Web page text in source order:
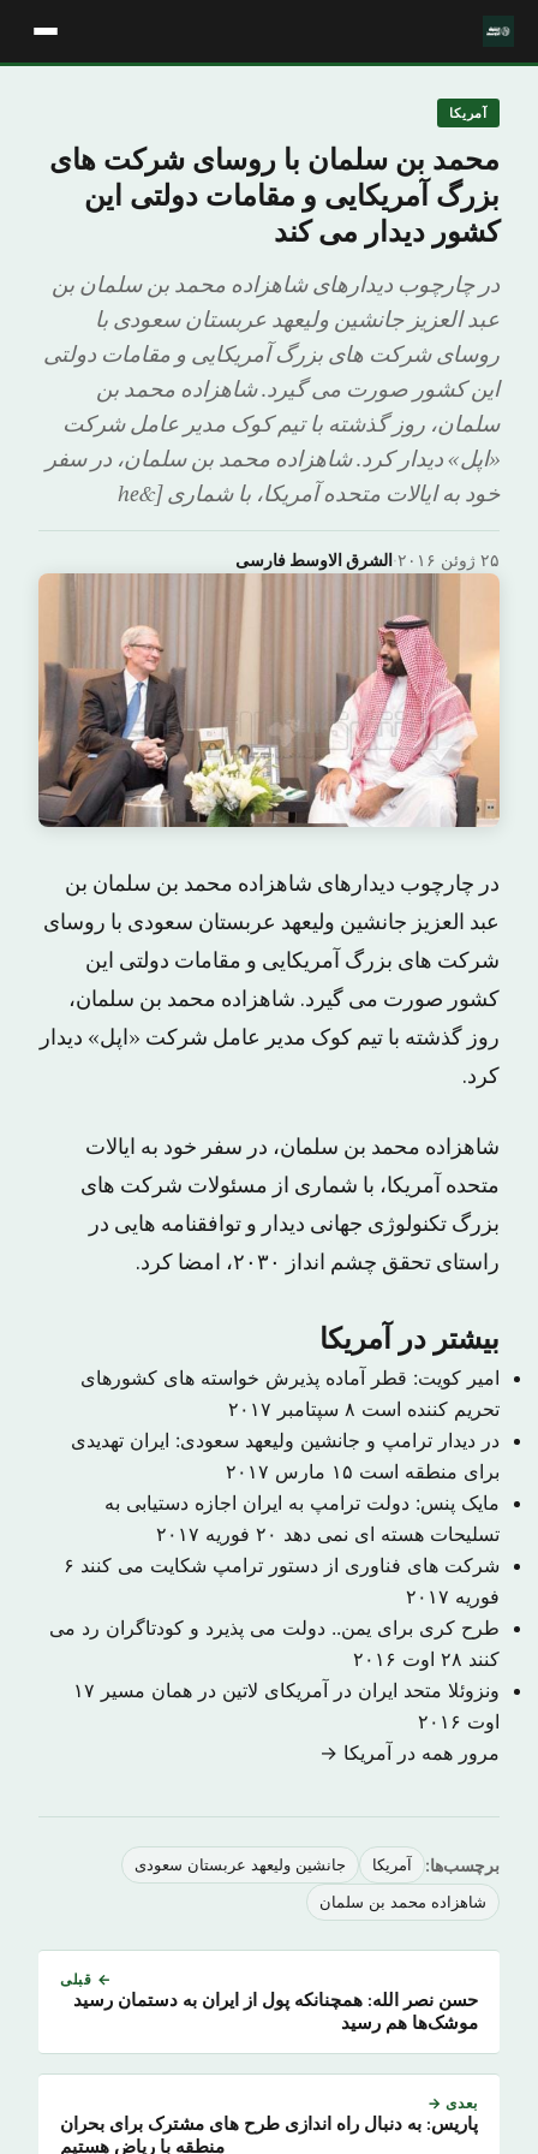
آمریکا
محمد بن سلمان با روسای شرکت های
بزرگ آمریکایی و مقامات دولتی این
کشور دیدار می کند
در چارچوب دیدارهای شاهزاده محمد بن سلمان بن
عبد العزیز جانشین ولیعهد عربستان سعودی با
روسای شرکت های بزرگ آمریکایی و مقامات دولتی
این کشور صورت می گیرد. شاهزاده محمد بن
سلمان، روز گذشته با تیم کوک مدیر عامل شرکت
«اپل» دیدار کرد. شاهزاده محمد بن سلمان، در سفر
خود به ایالات متحده آمریکا، با شماری [&he
الشرق الاوسط فارسی· ۲۵ ژوئن ۲۰۱۶
در چارچوب دیدارهای شاهزاده محمد بن سلمان بن
عبد العزیز جانشین ولیعهد عربستان سعودی با روسای
شرکت های بزرگ آمریکایی و مقامات دولتی این
کشور صورت می گیرد. شاهزاده محمد بن سلمان،
روز گذشته با تیم کوک مدیر عامل شرکت «اپل» دیدار
کرد.
شاهزاده محمد بن سلمان، در سفر خود به ایالات
متحده آمریکا، با شماری از مسئولات شرکت های
بزرگ تکنولوژی جهانی دیدار و توافقنامه هایی در
راستای تحقق چشم انداز ۲۰۳۰، امضا کرد.
بیشتر در آمریکا
امیر کویت: قطر‌ آماده پذیرش خواسته های کشورهای
تحریم کننده است ۸ سپتامبر ۲۰۱۷
در دیدار ترامپ و جانشین ولیعهد سعودی: ایران تهدیدی
برای منطقه است ۱۵ مارس ۲۰۱۷
مایک پنس: دولت ترامپ به ایران اجازه دستیابی به
تسلیحات هسته ای نمی دهد ۲۰ فوریه ۲۰۱۷
شرکت های فناوری از دستور ترامپ شکایت می کنند ۶
فوریه ۲۰۱۷
طرح کری برای یمن.. دولت می پذیرد و کودتاگران رد می
کنند ۲۸ اوت ۲۰۱۶
ونزوئلا متحد ایران در آمریکای لاتین در همان مسیر ۱۷
اوت ۲۰۱۶
مرور همه در آمریکا →
برچسب‌ها: آمریکا جانشین ولیعهد عربستان سعودی
شاهزاده محمد بن سلمان
← قبلی
حسن نصر الله: همچنانکه پول از ایران به دستمان رسید
موشک‌ها هم رسید
بعدی →
پاریس: به دنبال راه اندازی طرح های مشترک برای بحران
منطقه با ریاض هستیم